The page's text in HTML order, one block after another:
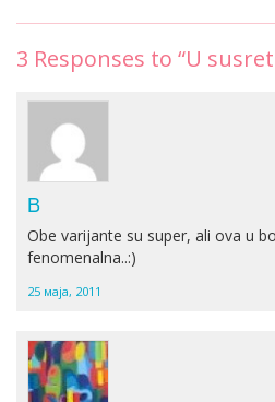
3 Responses to “U
B
Obe varijante su super, ali ova u
fenomenalna..:)
25 маја, 2011